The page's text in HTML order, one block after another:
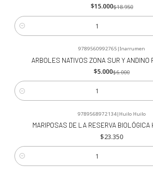
$15.000$18.950
Cantidad
-17%OFF
9789560992765 |Inarrumen
ARBOLES NATIVOS ZONA SUR Y ANDINO
$5.000$6.000
Cantidad
9789568972134| Huilo Huilo
MARIPOSAS DE LA RESERVA
$23.350
Cantidad